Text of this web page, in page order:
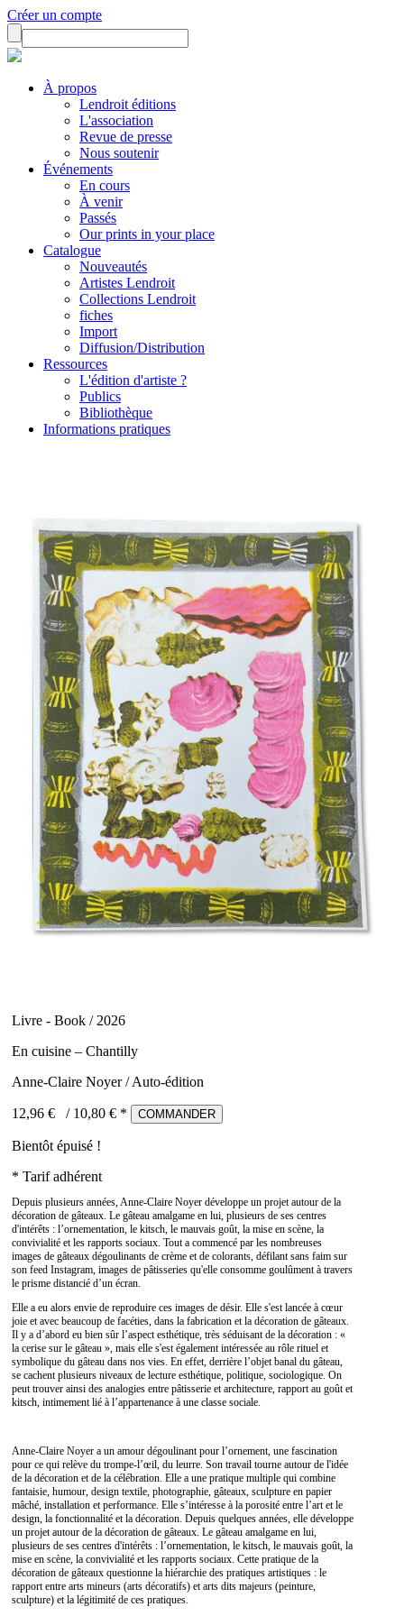
Créer un compte
À propos
Lendroit éditions
L'association
Revue de presse
Nous soutenir
Événements
En cours
À venir
Passés
Our prints in your place
Catalogue
Nouveautés
Artistes Lendroit
Collections Lendroit
fiches
Import
Diffusion/Distribution
Ressources
L'édition d'artiste ?
Publics
Bibliothèque
Informations pratiques
Livre - Book / 2026
En cuisine – Chantilly
Anne-Claire Noyer / Auto-édition
12,96 € / 10,80 € * COMMANDER
Bientôt épuisé !
* Tarif adhérent
Depuis plusieurs années, Anne-Claire Noyer développe un projet autour de la
décoration de gâteaux. Le gâteau amalgame en lui, plusieurs de ses centres
d'intérêts : l’ornementation, le kitsch, le mauvais goût, la mise en scène, la
convivialité et les rapports sociaux. Tout a commencé par les nombreuses
images de gâteaux dégoulinants de crème et de colorants, défilant sans faim sur
son feed Instagram, images de pâtisseries qu'elle consomme goulûment à travers
le prisme distancié d’un écran.
Elle a eu alors envie de reproduire ces images de désir. Elle s'est lancée à cœur
joie et avec beaucoup de facéties, dans la fabrication et la décoration de gâteaux.
Il y a d’abord eu bien sûr l’aspect esthétique, très séduisant de la décoration : «
la cerise sur le gâteau », mais elle s'est également intéressée au rôle rituel et
symbolique du gâteau dans nos vies. En effet, derrière l’objet banal du gâteau,
se cachent plusieurs niveaux de lecture esthétique, politique, sociologique. On
peut trouver ainsi des analogies entre pâtisserie et architecture, rapport au goût et
kitsch, intimement lié à l’appartenance à une classe sociale.
Anne-Claire Noyer a un amour dégoulinant pour l’ornement, une fascination
pour ce qui relève du trompe-l’œil, du leurre. Son travail tourne autour de l'idée
de la décoration et de la célébration. Elle a une pratique multiple qui combine
fantaisie, humour, design textile, photographie, gâteaux, sculpture en papier
mâché, installation et performance. Elle s’intéresse à la porosité entre l’art et le
design, la fonctionnalité et la décoration. Depuis quelques années, elle développe
un projet autour de la décoration de gâteaux. Le gâteau amalgame en lui,
plusieurs de ses centres d'intérêts : l’ornementation, le kitsch, le mauvais goût, la
mise en scène, la convivialité et les rapports sociaux. Cette pratique de la
décoration de gâteaux questionne la hiérarchie des pratiques artistiques : le
rapport entre arts mineurs (arts décoratifs) et arts dits majeurs (peinture,
sculpture) et la légitimité de ces pratiques.